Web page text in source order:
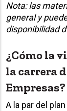
Nota: las
general y
disponibilidad
¿Cómo la
la carrera
Empresas?
A la par del